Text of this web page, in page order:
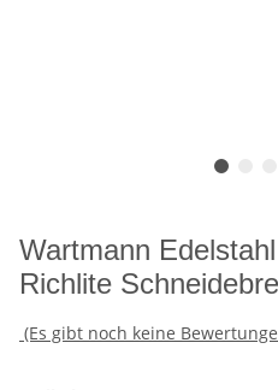
Wartmann
Richlite
(Es gibt noch keine